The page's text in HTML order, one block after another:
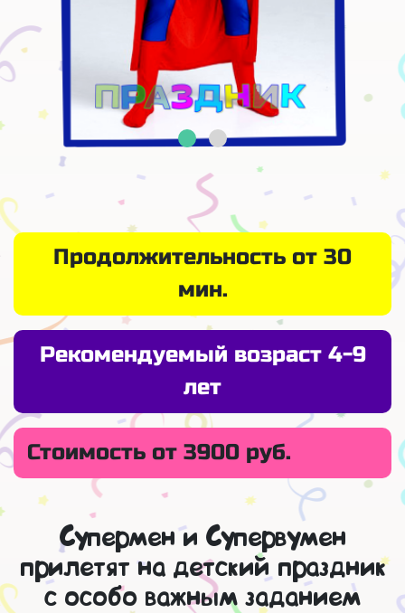
Продолжительность от 30
мин.
Рекомендуемый возраст 4-9
лет
Стоимость от 3900 руб.
Супермен и Супервумен
прилетят на детский праздник
с особо важным заданием